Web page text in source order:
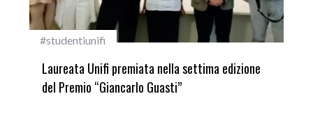
#studentiunifi
Laureata Unifi premiata nella settima edizione
del Premio “Giancarlo Guasti”